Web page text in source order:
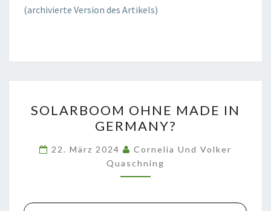
(archivierte Version des Artikels)
OHNE
MADE
IN
GERMANY?
SOLARBOOM OHNE MADE IN
GERMANY?
22. März 2024
Cornelia Und Volker
Quaschning